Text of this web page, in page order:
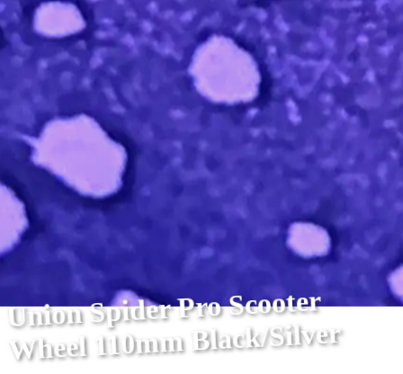
Union Spider Pro Scooter
Wheel 110mm Black/Silver